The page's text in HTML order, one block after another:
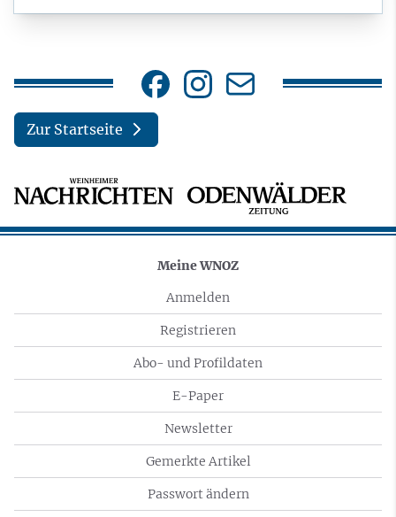
Zur Startseite
Meine WNOZ
Anmelden
Registrieren
Abo- und Profildaten
E-Paper
Newsletter
Gemerkte Artikel
Passwort ändern